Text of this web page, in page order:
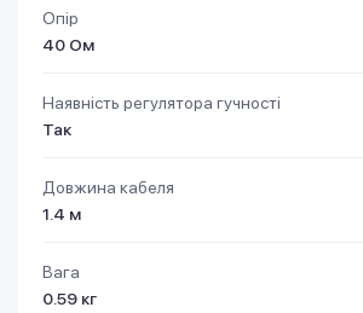
Опір
40 Ом
Наявність регулятора гучності
Так
Довжина кабеля
1.4 м
Вага
0.59 кг